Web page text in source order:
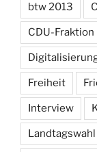
btw 2013
CDU-Fraktion
Freiheit
Interview
Landtagswahl